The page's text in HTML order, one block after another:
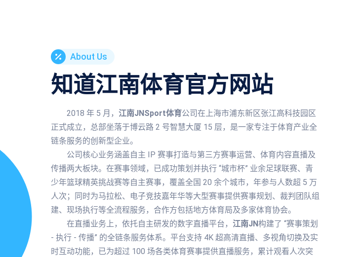
About Us
知道江南体育官方网站
2018 年 5 月， 江南JNSport体育公司在上海市浦东新区张江高科技园区
正式成立，总部坐落于博云路 2 号智慧大厦 15 层，是一家专注于体育产业全
链条服务的创新型企业。
公司核心业务涵盖自主 IP 赛事打造与第三方赛事运营、体育内容直播及
传播两大板块。在赛事领域，已成功策划并执行 “城市杯” 业余足球联赛、青
少年篮球精英挑战赛等自主赛事，覆盖全国 20 余个城市，年参与人数超 5 万
人次；同时为马拉松、电子竞技嘉年华等大型赛事提供赛事规划、裁判团队组
建、现场执行等全流程服务，合作方包括地方体育局及多家体育协会。
在直播业务上，依托自主研发的数字直播平台， 江南JN构建了 “赛事策划
- 执行 - 传播” 的全链条服务体系。平台支持 4K 超高清直播、多视角切换及实
时互动功能，已为超过 100 场各类体育赛事提供直播服务，累计观看人次突